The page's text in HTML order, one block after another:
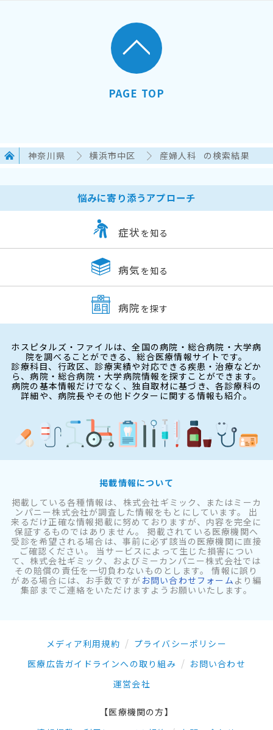
PAGE TOP
神奈川県 横浜市中区 産婦人科 の検索結果
悩みに寄り添うアプローチ
症状 を知る
病気 を知る
病院 を探す
ホスピタルズ・ファイルは、全国の病院・総合病院・大学病
院を調べることができる、総合医療情報サイトです。
診療科目、行政区、診療実績や対応できる疾患・治療などか
ら、病院・総合病院・大学病院情報を探すことができます。
病院の基本情報だけでなく、独自取材に基づき、各診療科の
詳細や、病院長やその他ドクターに関する情報も紹介。
掲載情報について
掲載している各種情報は、株式会社ギミック、またはミーカ
ンパニー株式会社が調査した情報をもとにしています。 出
来るだけ正確な情報掲載に努めておりますが、内容を完全に
保証するものではありません。 掲載されている医療機関へ
受診を希望される場合は、事前に必ず該当の医療機関に直接
ご確認ください。 当サービスによって生じた損害につい
て、株式会社ギミック、およびミーカンパニー株式会社では
その賠償の責任を一切負わないものとします。 情報に誤り
がある場合には、お手数ですが お問い合わせフォーム より編
集部までご連絡をいただけますようお願いいたします。
メディア利用規約
プライバシーポリシー
医療広告ガイドラインへの取り組み
お問い合わせ
運営会社
【医療機関の方】